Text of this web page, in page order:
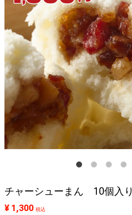
チャーシューまん 10個入り
¥ 1,300 税込